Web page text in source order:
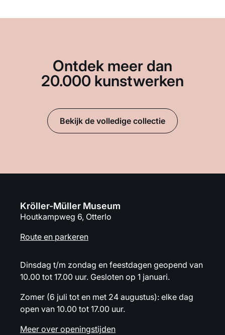
Ontdek meer dan
20.000 kunstwerken
Bekijk de volledige collectie
Kröller-Müller Museum
Houtkampweg 6, Otterlo
Route en parkeren
Dinsdag t/m zondag en feestdagen geopend van
10.00 tot 17.00 uur. Gesloten op 1 januari.
Zomer (6 juli tot en met 24 augustus): elke dag
open van 10.00 tot 17.00 uur.
Meer over openingstijden